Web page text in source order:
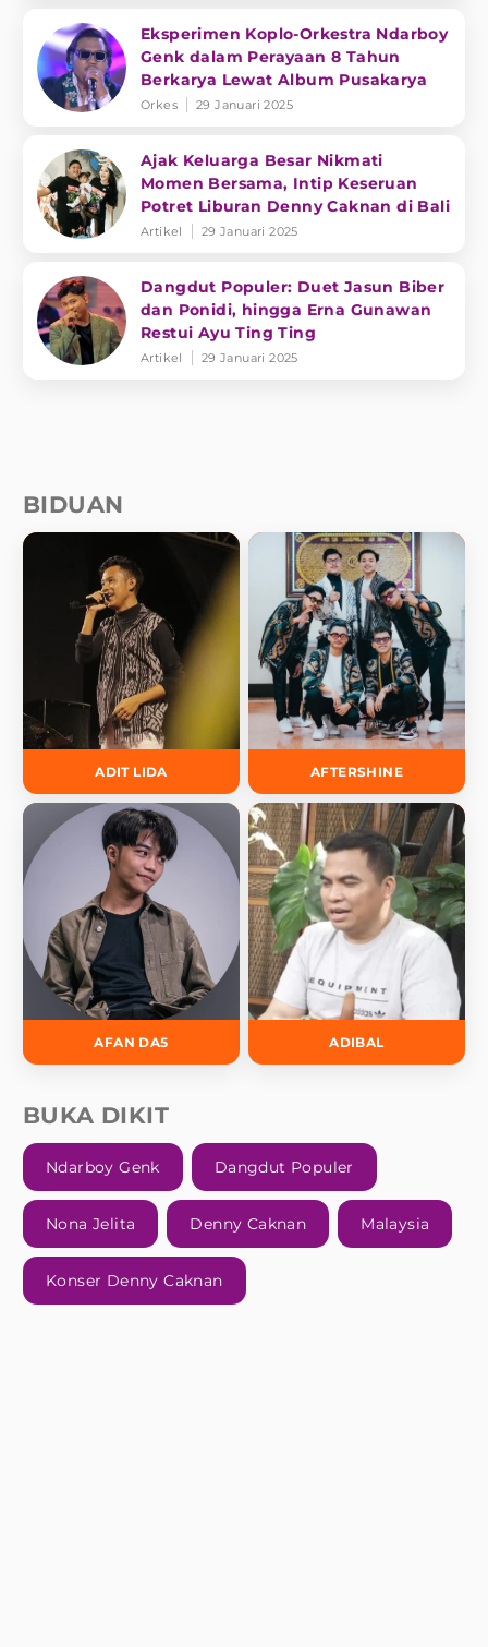
Eksperimen Koplo-Orkestra Ndarboy
Genk dalam Perayaan 8 Tahun
Berkarya Lewat Album Pusakarya
Orkes 29 Januari 2025
Ajak Keluarga Besar Nikmati
Momen Bersama, Intip Keseruan
Potret Liburan Denny Caknan di Bali
Artikel 29 Januari 2025
Dangdut Populer: Duet Jasun Biber
dan Ponidi, hingga Erna Gunawan
Restui Ayu Ting Ting
Artikel 29 Januari 2025
BIDUAN
ADIT LIDA AFTERSHINE
AFAN DA5 ADIBAL
BUKA DIKIT
Ndarboy Genk Dangdut Populer
Nona Jelita Denny Caknan Malaysia
Konser Denny Caknan